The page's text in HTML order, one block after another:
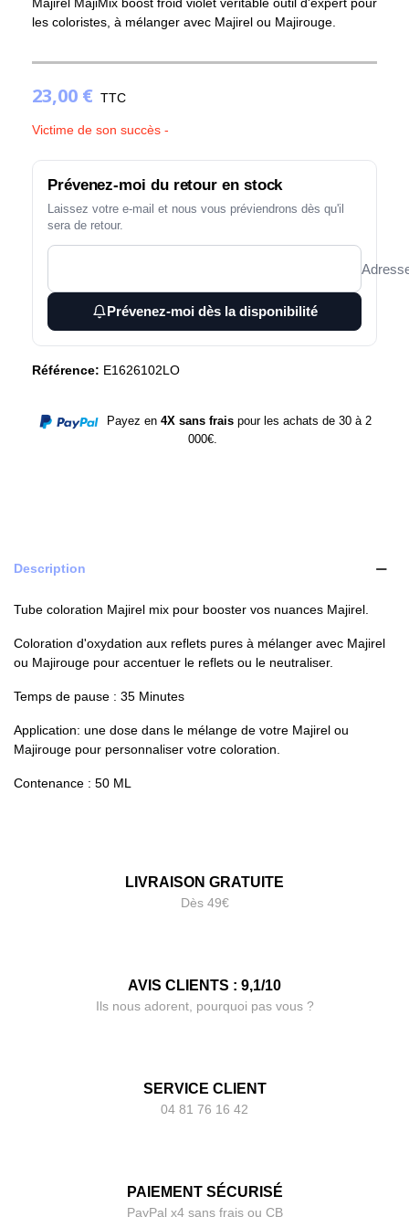
les coloristes, à mélanger avec Majirel ou Majirouge.
23,00 € TTC
Victime de son succès -
Prévenez-moi du retour en stock
Laissez votre e-mail et nous vous préviendrons dès qu'il
sera de retour.
Prévenez-moi dès la disponibilité
Référence: E1626102LO
Payez en 4X sans fraispour les achats de 30 à 2
000€.
Description
Tube coloration Majirel mix pour booster vos nuances Majirel.
Coloration d'oxydation aux reflets pures à mélanger avec Majirel
ou Majirouge pour accentuer le reflets ou le neutraliser.
Temps de pause : 35 Minutes
Application: une dose dans le mélange de votre Majirel ou
Majirouge pour personnaliser votre coloration.
Contenance : 50 ML
LIVRAISON GRATUITE
Dès 49€
AVIS CLIENTS : 9,1/10
Ils nous adorent, pourquoi pas vous ?
SERVICE CLIENT
04 81 76 16 42
PAIEMENT SÉCURISÉ
PayPal x4 sans frais ou CB